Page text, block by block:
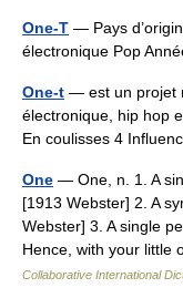
One-T — Pays
électronique Pop
One-t — est un projet
électronique, hip hop
En coulisses 4
One — One, n. 1. A
[1913 Webster] 2. A
Webster] 3. A single
Hence, with your
Collaborative International